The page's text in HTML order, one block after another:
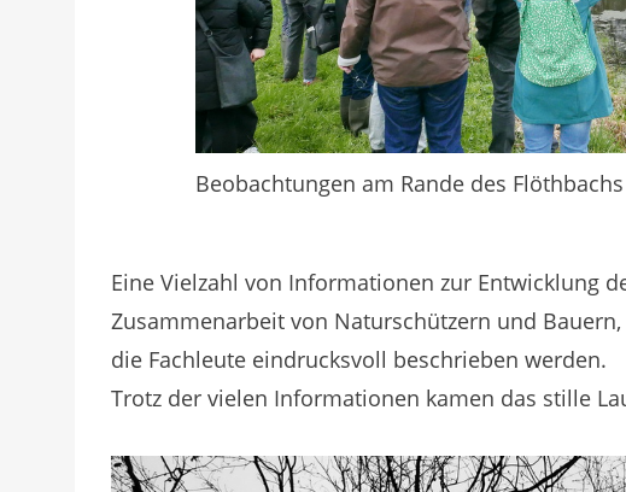
Beobachtungen am Rande des Flöthbachs
Eine Vielzahl von Informationen zur Entwicklung
Zusammenarbeit von Naturschützern und
die Fachleute eindrucksvoll beschrieben werden.
Trotz der vielen Informationen kamen das stille